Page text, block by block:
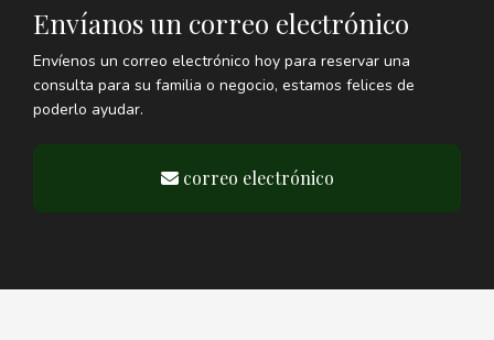
Envíanos un correo electrónico
Envíenos un correo electrónico hoy para reservar una
consulta para su familia o negocio, estamos felices de
poderlo ayudar.
correo electrónico